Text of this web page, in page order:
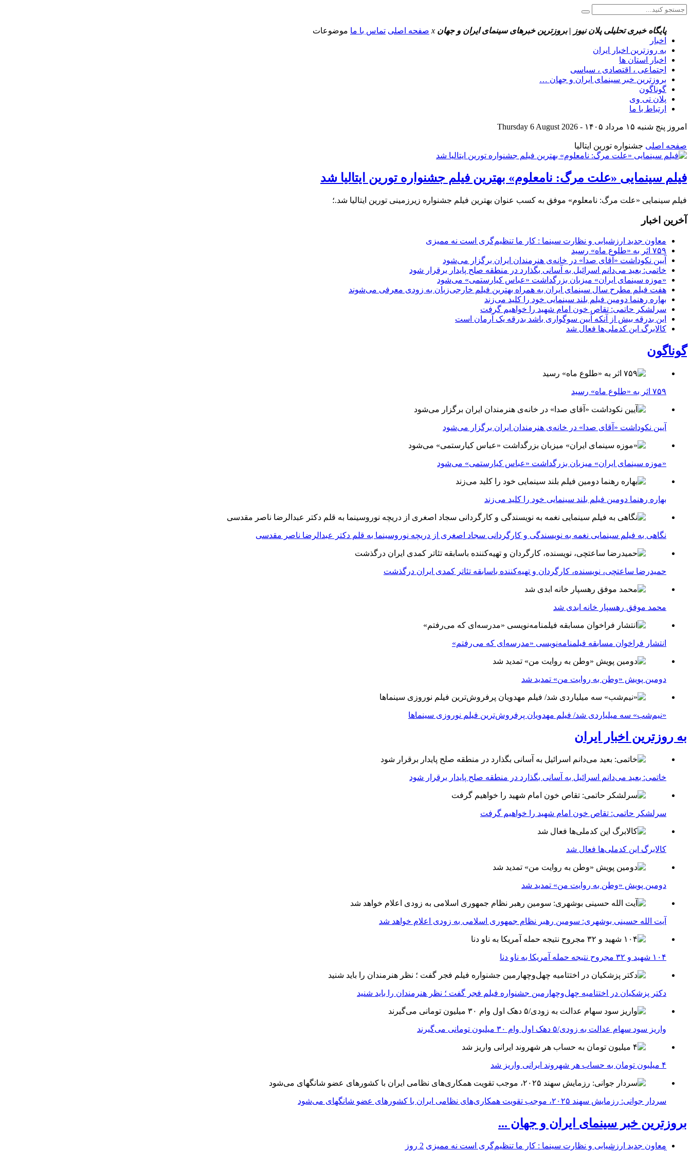
پایگاه خبری تحلیلی پلان نیوز | بروزترین خبرهای سینمای ایران و جهان x صفحه اصلی تماس با ما موضوعات
اخبار
به روزترین اخبار ایران
اخبار استان ها
اجتماعی ، اقتصادی ، سیاسی
بروزترین خبر سینمای ایران و جهان …
گوناگون
پلان تی وی
ارتباط با ما
امروز پنج شنبه ۱۵ مرداد ۱۴۰۵ - Thursday 6 August 2026
صفحه اصلی جشنواره تورین ایتالیا
فیلم سینمایی «علت مرگ: نامعلوم» بهترین فیلم جشنواره تورین ایتالیا شد
فیلم سینمایی «علت مرگ: نامعلوم» موفق به کسب عنوان بهترین فیلم جشنواره زیرزمینی تورین ایتالیا شد.؛
آخرین اخبار
معاون جدید ارزشیابی و نظارت سینما : کار ما تنظیم‌گری است نه ممیزی
۷۵۹ اثر به «طلوع ماه» رسید
آیین نکوداشت «آقای صدا» در خانه‌ی هنرمندان ایران برگزار می‌شود
خاتمی: بعید می‌دانم اسرائیل به آسانی بگذارد در منطقه صلح پایدار برقرار شود
«موزه سینمای ایران» میزبان بزرگداشت «عباس کیارستمی» می‌شود
هفت فیلم مطرح سال سینمای ایران به همراه بهترین فیلم خارجی‌زبان به زودی معرفی می‌شوند
بهاره رهنما دومین فیلم بلند سینمایی خود را کلید می‌زند
سرلشکر حاتمی: تقاص خون امام شهید را خواهیم گرفت
این بدرقه بیش از آنکه آیین سوگواری باشد بدرقه یک آرمان است
کالابرگ این کدملی‌ها فعال شد
گوناگون
۷۵۹ اثر به «طلوع ماه» رسید
آیین نکوداشت «آقای صدا» در خانه‌ی هنرمندان ایران برگزار می‌شود
«موزه سینمای ایران» میزبان بزرگداشت «عباس کیارستمی» می‌شود
بهاره رهنما دومین فیلم بلند سینمایی خود را کلید می‌زند
نگاهی به فیلم سینمایی نغمه به نویسندگی و کارگردانی سجاد اصغری از دریچه نوروسینما به قلم دکتر عبدالرضا ناصر مقدسی
حمیدرضا ساعتچی، نویسنده، کارگردان و تهیه‌کننده باسابقه تئاتر کمدی ایران درگذشت
محمد موفق رهسپار خانه ابدی شد
انتشار فراخوان مسابقه فیلمنامه‌نویسی «مدرسه‌ای که می‌رفتم»
دومین پویش «وطن به روایت من» تمدید شد
«نیم‌شب» سه میلیاردی شد/ فیلم مهدویان پرفروش‌ترین فیلم نوروزی سینماها
به روزترین اخبار ایران
خاتمی: بعید می‌دانم اسرائیل به آسانی بگذارد در منطقه صلح پایدار برقرار شود
سرلشکر حاتمی: تقاص خون امام شهید را خواهیم گرفت
کالابرگ این کدملی‌ها فعال شد
دومین پویش «وطن به روایت من» تمدید شد
آیت الله حسینی بوشهری: سومین رهبر نظام جمهوری اسلامی به زودی اعلام خواهد شد
۱۰۴ شهید و ۳۲ مجروح نتیجه حمله آمریکا به ناو دنا
دکتر پزشکیان در اختتامیه چهل‌وچهارمین جشنواره فیلم فجر گفت ؛ نظر هنرمندان را باید شنید
واریز سود سهام عدالت به زودی/۵ دهک اول وام ۳۰ میلیون تومانی می‌گیرند
۴ میلیون تومان به حساب هر شهروند ایرانی واریز شد
سردار جوانی: رزمایش سهند ۲۰۲۵، موجب تقویت همکاری‌های نظامی ایران با کشور‌های عضو شانگهای می‌شود
بروزترین خبر سینمای ایران و جهان ...
معاون جدید ارزشیابی و نظارت سینما : کار ما تنظیم‌گری است نه ممیزی 2 روز